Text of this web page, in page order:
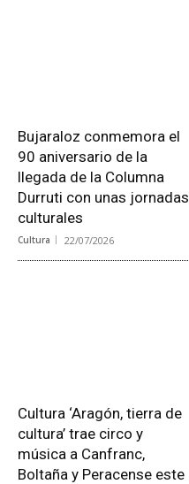
Bujaraloz conmemora el
90 aniversario de la
llegada de la Columna
Durruti con unas jornadas
culturales
Cultura 22/07/2026
Cultura ‘Aragón, tierra de
cultura’ trae circo y
música a Canfranc,
Boltaña y Peracense este